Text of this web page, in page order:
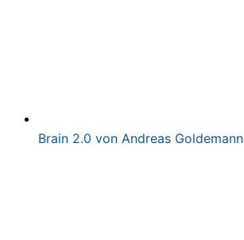
Brain 2.0 von Andreas Goldemann